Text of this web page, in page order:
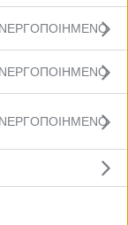
ζευγάρια του